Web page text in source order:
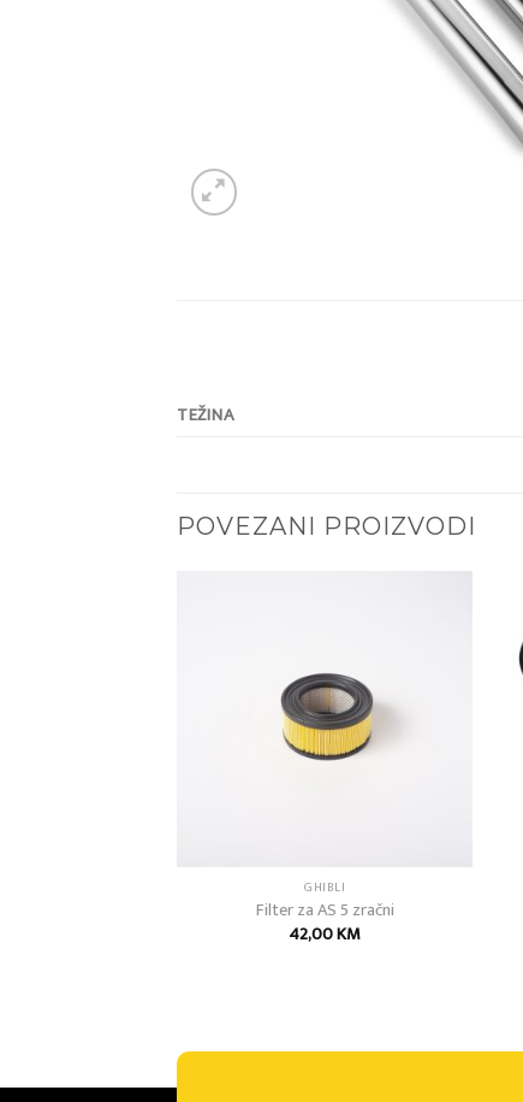
TEŽINA
POVEZANI PROIZVODI
GHIBLI
Filter za AS 5 zračni
42,00KM